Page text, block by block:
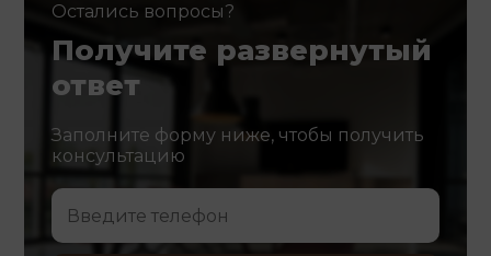
Остались вопросы?
Получите развернутый
ответ
Заполните форму ниже, чтобы получить
консультацию